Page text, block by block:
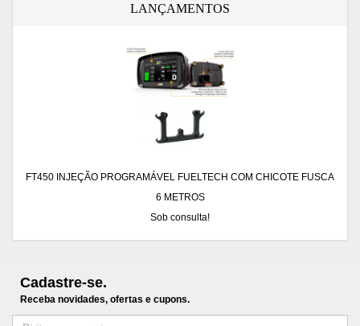
LANÇAMENTOS
FT450 INJEÇÃO PROGRAMÁVEL FUELTECH COM CHICOTE FUSCA
6 METROS
Sob consulta!
Cadastre-se.
Receba novidades, ofertas e cupons.